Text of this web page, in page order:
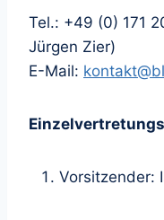
Tel.: +49 (0) 171
Jürgen Zier)
E-Mail:
Vorsitzender: